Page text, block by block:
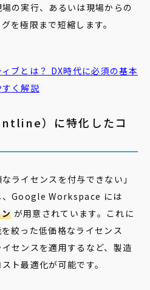
の実行、あるいは現場からの
を極限まで短縮します。
ブとは？ DX時代に必須の基本
く解説
）に特化したコ
ライセンスを付与できない」
、Google Workspace には
が用意されています。これに
絞った低価格なライセンス
センスを適用するなど、製造
ト最適化が可能です。